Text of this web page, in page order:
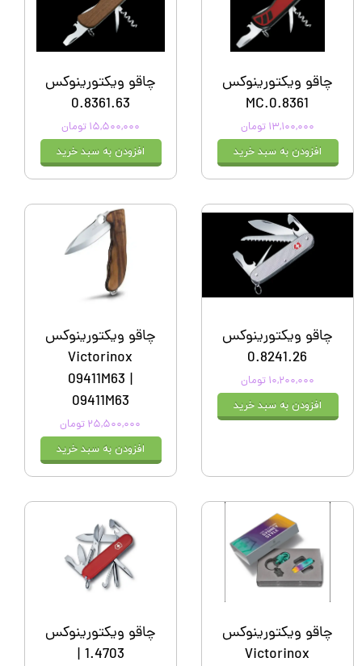
چاقو ویکتورینوکس
0.8361.MC
۱۳,۱۰۰,۰۰۰ تومان
افزودن به سبد خرید
چاقو ویکتورینوکس
0.8361.63
۱۵,۵۰۰,۰۰۰ تومان
افزودن به سبد خرید
چاقو ویکتورینوکس
0.8241.26
۱۰,۲۰۰,۰۰۰ تومان
افزودن به سبد خرید
چاقو ویکتورینوکس
Victorinox
09411M63 |
09411M63
۲۵,۵۰۰,۰۰۰ تومان
افزودن به سبد خرید
چاقو ویکتورینوکس
Victorinox
چاقو ویکتورینوکس
1.4703 |